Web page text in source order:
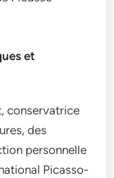
et
conservatrice
des
personnelle
Picasso-